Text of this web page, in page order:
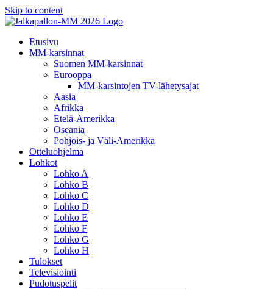
Skip to content
Etusivu
MM-karsinnat
Suomen MM-karsinnat
Eurooppa
MM-karsintojen TV-lähetysajat
Aasia
Afrikka
Etelä-Amerikka
Oseania
Pohjois- ja Väli-Amerikka
Otteluohjelma
Lohkot
Lohko A
Lohko B
Lohko C
Lohko D
Lohko E
Lohko F
Lohko G
Lohko H
Tulokset
Televisiointi
Pudotuspelit